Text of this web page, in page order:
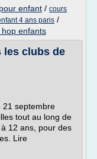
enfant / cours
4 ans paris /
enfants
les clubs de
21 septembre
tout au long de
12 ans, pour des
Lire